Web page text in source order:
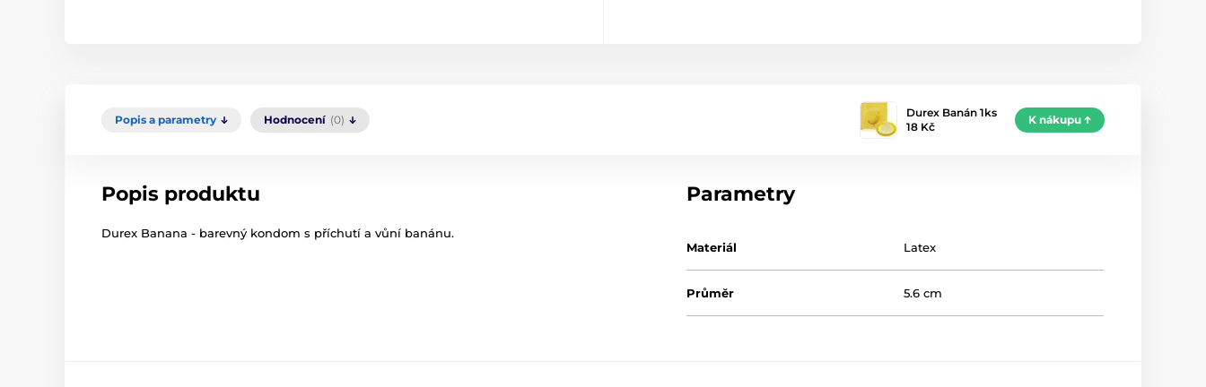
Popis a parametry Hodnocení (0)
Durex Banán 1ks
18 Kč
K nákupu
Popis produktu
Durex Banana - barevný kondom s příchutí a vůní banánu.
Parametry
Materiál Latex
Průměr 5.6 cm